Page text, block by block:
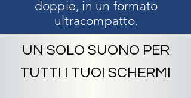
doppie, in un formato
ultracompatto.
UN SOLO SUONO PER
TUTTI I TUOI SCHERMI